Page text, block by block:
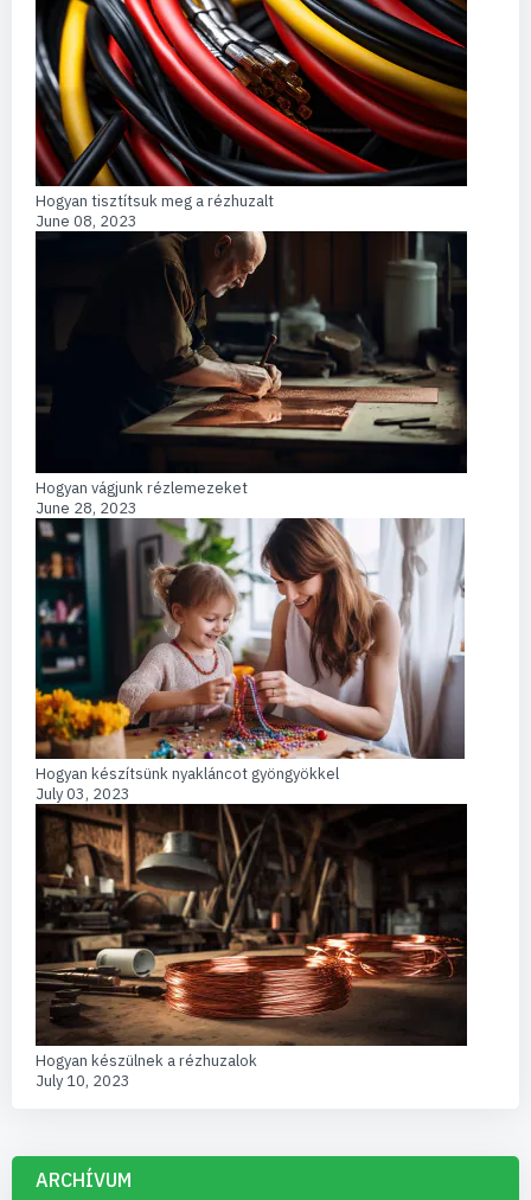
Hogyan tisztítsuk meg a rézhuzalt
June 08, 2023
Hogyan vágjunk rézlemezeket
June 28, 2023
Hogyan készítsünk nyakláncot gyöngyökkel
July 03, 2023
Hogyan készülnek a rézhuzalok
July 10, 2023
ARCHÍVUM